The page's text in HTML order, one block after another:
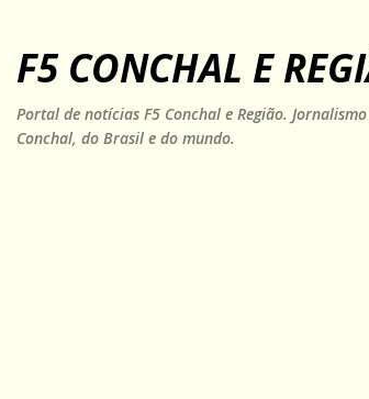
F5 CONCHAL E
Portal de notícias F5 Conchal e Região.
Conchal, do Brasil e do mundo.